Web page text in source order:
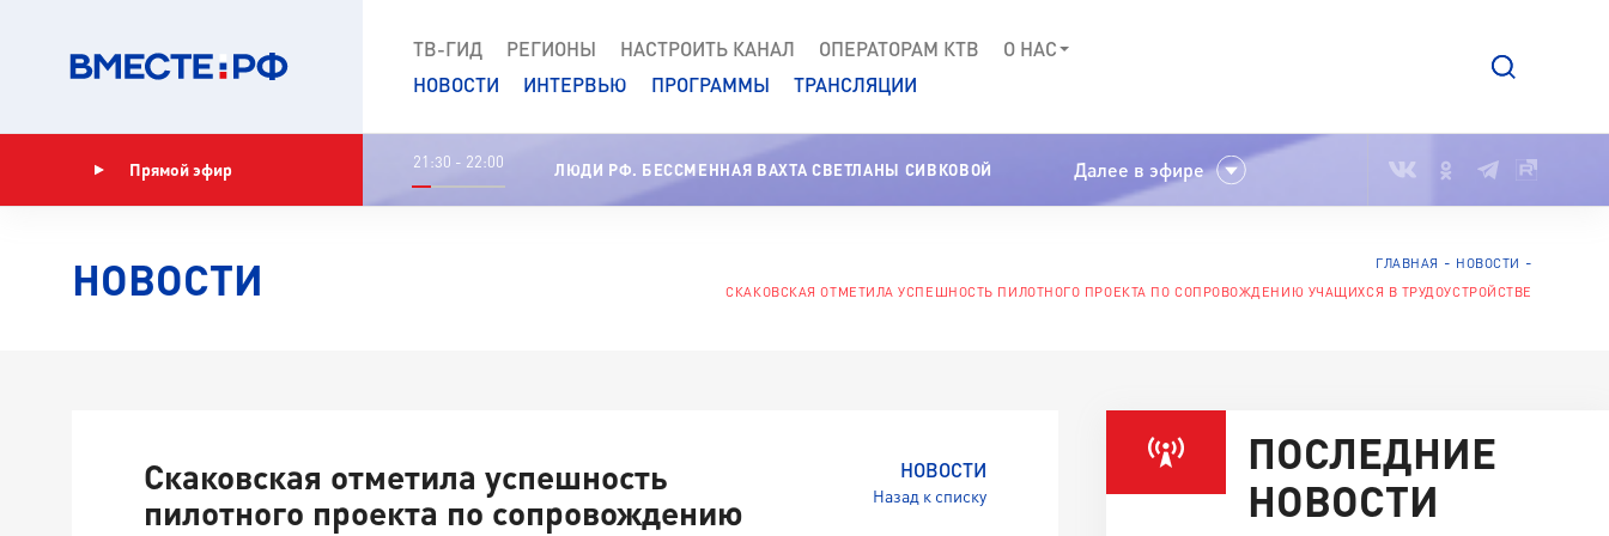
ТВ-ГИД РЕГИОНЫ НАСТРОИТЬ КАНАЛ ОПЕРАТОРАМ КТВ
О НАС
НОВОСТИ
ИНТЕРВЬЮ ПРОГРАММЫ ТРАНСЛЯЦИИ
Прямой эфир 21:30 - 22:00 ЛЮДИ РФ. БЕССМЕННАЯ ВАХТА СВЕТЛАНЫ СИВКОВОЙ Далее в эфире
НОВОСТИ ГЛАВНАЯ
НОВОСТИ
СКАКОВСКАЯ ОТМЕТИЛА УСПЕШНОСТЬ ПИЛОТНОГО ПРОЕКТА ПО СОПРОВОЖДЕНИЮ УЧАЩИХСЯ В ТРУДОУСТРОЙСТВЕ
НОВОСТИ
Назад к списку
Скаковская отметила успешность
пилотного проекта по сопровождению
ПОСЛЕДНИЕ
НОВОСТИ